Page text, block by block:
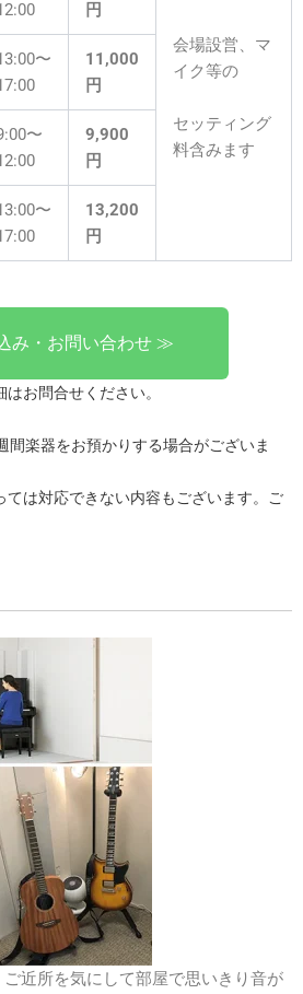
円
会場設営、マ
イク等の
セッティング
料含みます
〜
11,000
円
〜
9,900
円
〜
13,200
円
み・お問い合わせ ≫
お問合せください。
楽器をお預かりする場合がございま
は対応できない内容もございます。ご
近所を気にして部屋で思いきり音が